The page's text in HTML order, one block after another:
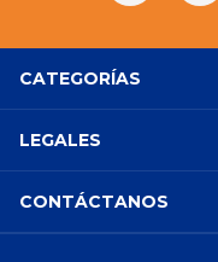
CATEGORÍAS
LEGALES
CONTÁCTANOS